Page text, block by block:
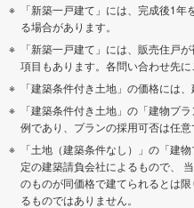
「新築一戸建て」には、完成後1
る場合があります。
「新築一戸建て」には、販売住戸
項目もあります。各問い合わせ先に
「建築条件付き土地」の価格には
「建築条件付き土地」の「建物プ
例であり、プランの採用可否は任意
「土地（建築条件なし）」の「建
定の建築請負会社によるもので、
のものが同価格で建てられるとは
るものではありません。